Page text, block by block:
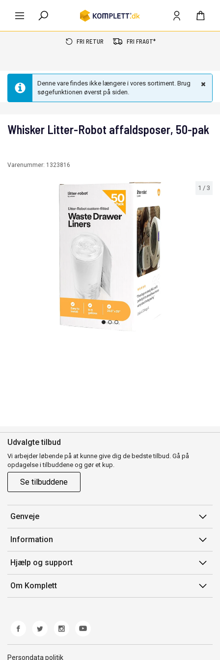
FRI RETUR FRI FRAGT*
Denne vare findes ikke længere i vores sortiment. Brug
søgefunktionen øverst på siden.
1 / 3
Whisker Litter-Robot affaldsposer, 50-pak
Varenummer: 1323816
Udvalgte tilbud
Vi arbejder løbende på at kunne give dig de bedste tilbud. Gå på
opdagelse i tilbuddene og gør et kup.
Se tilbuddene
Genveje
Min side
Ordrehistorik
Gavekort
Information
Salgsbetingelser
Mærker/producent
Fortrydelsesret
Hjælp og support
Kontakt os
Kundeservice
Fejl/Mangler
Fragt og levering
Om Komplett
Persondata politik